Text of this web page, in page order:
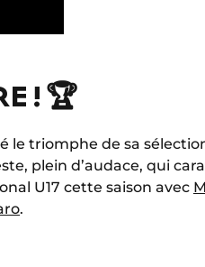
! 🏆
le triomphe de sa
plein d’audace, qui
U17 cette saison avec
.